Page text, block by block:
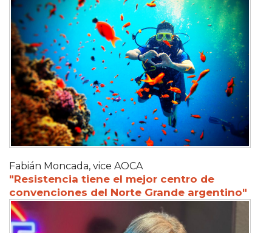
Fabián Moncada, vice AOCA
"Resistencia tiene el mejor centro de
convenciones del Norte Grande argentino"